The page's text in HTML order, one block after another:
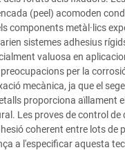
(peel) acomoden
components metàl·lics
sistemes adhesius
valuosa en
per la
mecànica, ja que el
proporciona aïllament
Les proves de control de
coherent entre lots de
a l'especificar aquesta